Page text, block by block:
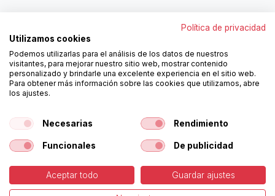
962250313
ortola@ortola-sa.es
Av. d'Albaida, s/n
46840 La Pobla del Duc (Valencia)
¡Síguenos!
Copyright © Ortolá, S.A. -Política de Cookies -Aviso
Política de privacidad
Utilizamos cookies
Podemos utilizarlas para el análisis de los datos de nuestros
visitantes, para mejorar nuestro sitio web, mostrar contenido
personalizado y brindarle una excelente experiencia en el sitio web.
Para obtener más información sobre las cookies que utilizamos, abre
los ajustes.
Necesarias Rendimiento
Funcionales De publicidad
Aceptar todo Guardar ajustes